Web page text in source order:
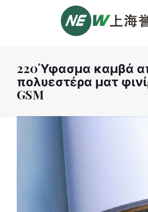
220Ύφασμα καμβά
πολυεστέρα ματ
GSM